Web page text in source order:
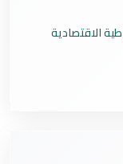
الاقتصادية